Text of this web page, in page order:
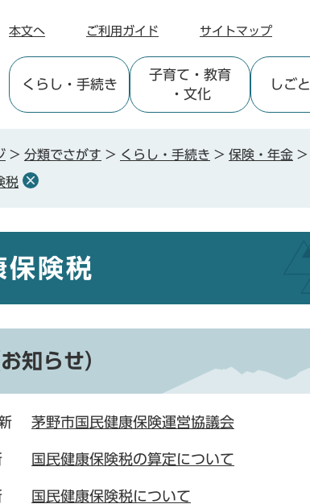
本文へ ご利用ガイド サイトマップ
くらし ・手続き
子育て ・教育
・文化
しごと
> 分類でさがす > くらし・手続き > 保険・年金 >
税
保険税
知らせ）
茅野市国民健康保険運営協議会
国民健康保険税の算定について
国民健康保険税について